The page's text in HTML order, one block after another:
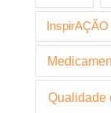
InspirAÇÃO
Qualidade